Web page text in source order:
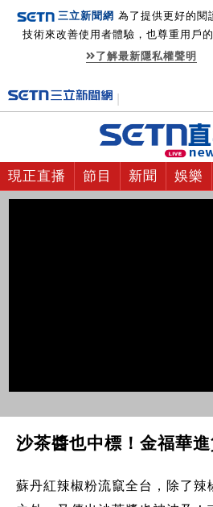
三立新聞網 為了提供更好的閱
技術來改善使用者體驗，也尊重用戶
了解最新隱私權聲明
現正直播 節目 新聞 娛樂
沙茶醬也中標！金福華
蘇丹紅辣椒粉流竄全台，除了辣